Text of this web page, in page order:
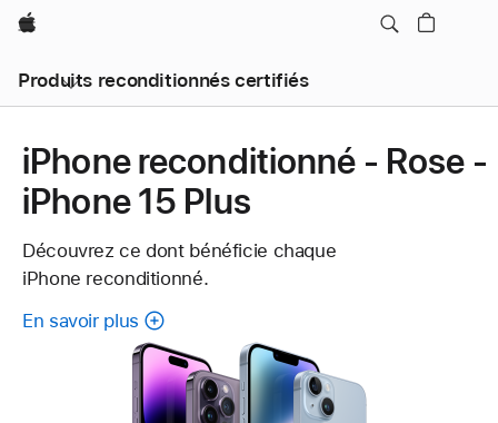
Apple
Produits reconditionnés certifiés
iPhone reconditionné - Rose -
iPhone 15 Plus
Découvrez ce dont bénéficie chaque
iPhone reconditionné.
En savoir plus
propos
de
chaque